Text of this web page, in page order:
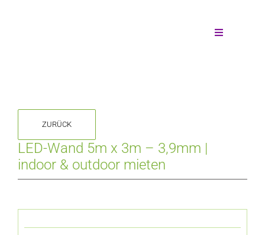
Toggle
Individuelle Anfrage
Unsere Leistungen
ZURÜCK
LED-Wand 5m x 3m – 3,9mm |
indoor & outdoor mieten